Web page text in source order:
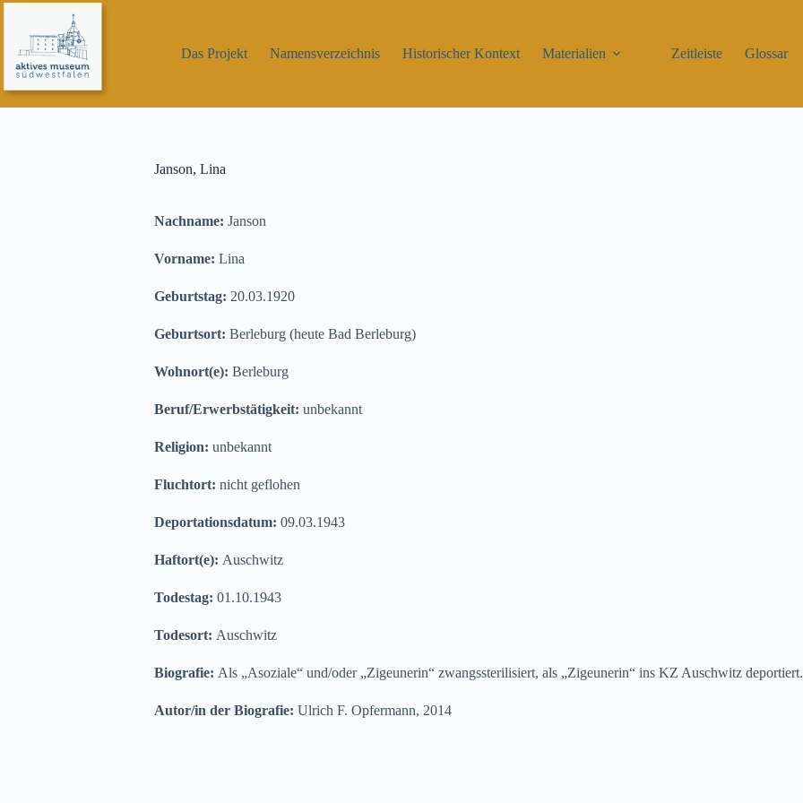
Zum
springen
Das Projekt
Namensverzeichnis Historischer Kontext Materialien Zeitleiste Glossar
Janson, Lina
Nachname: Janson
Vorname: Lina
Geburtstag: 20.03.1920
Geburtsort: Berleburg (heute Bad Berleburg)
Wohnort(e): Berleburg
Beruf/Erwerbstätigkeit: unbekannt
Religion: unbekannt
Fluchtort: nicht geflohen
Deportationsdatum: 09.03.1943
Haftort(e): Auschwitz
Todestag: 01.10.1943
Todesort: Auschwitz
Biografie: Als „Asoziale“ und/oder „Zigeunerin“ zwangssterilisiert, als „Zigeunerin“ ins KZ Auschwitz deportiert.
Autor/in der Biografie: Ulrich F. Opfermann, 2014